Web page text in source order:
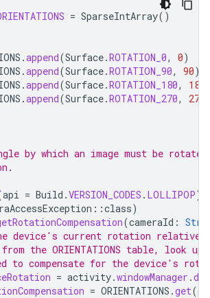
= SparseIntArray()
.append(Surface.ROTATION_0, 0)
.append(Surface.ROTATION_90, 90)
.append(Surface.ROTATION_180, 180
.append(Surface.ROTATION_270, 270
by which an image must be
api = Build .VERSION_CODES . LOLLIPOP)
::class)
(cameraId :
device's current rotation
the ORIENTATIONS table, look
to compensate for the device's
= activity.windowManager .
= ORIENTATIONS .get(